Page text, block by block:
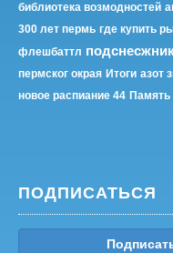
библиотека возмодностей
300 лет пермь где купить
флешбаттл
пермског окрая Итоги азот
новое распиание 44 Память
ПОДПИСАТЬСЯ